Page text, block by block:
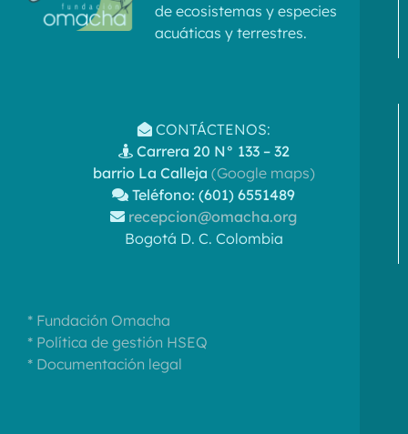
de ecosistemas y especies
acuáticas y terrestres.
CONTÁCTENOS:
Carrera 20 N° 133 – 32
barrio La Calleja (Google maps)
Teléfono: (601) 6551489
recepcion@omacha.org
Bogotá D. C. Colombia
* Fundación Omacha
* Política de gestión HSEQ
* Documentación legal